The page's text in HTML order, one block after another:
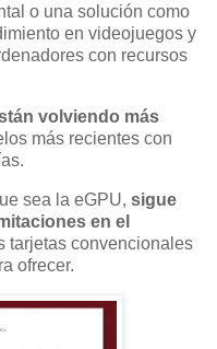
o una solución como
en videojuegos y
con recursos
volviendo más
más recientes con
sea la eGPU, sigue
en el
tarjetas convencionales
ofrecer.